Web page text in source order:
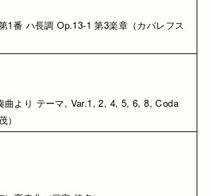
1番 ハ長調 Op.13-1 第3楽章（カバレフス
曲より テーマ, Var.1, 2, 4, 5, 6, 8, Coda
）